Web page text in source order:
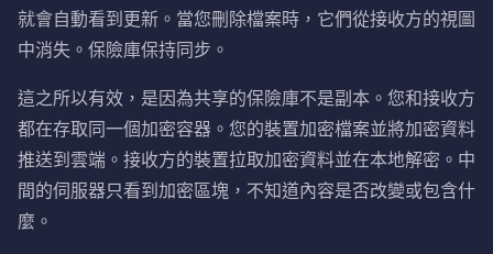
就會自動看到更新。當您刪除檔案時，它們從接收方的視圖
中消失。保險庫保持同步。
這之所以有效，是因為共享的保險庫不是副本。您和接收方
都在存取同一個加密容器。您的裝置加密檔案並將加密資料
推送到雲端。接收方的裝置拉取加密資料並在本地解密。中
間的伺服器只看到加密區塊，不知道內容是否改變或包含什
麼。